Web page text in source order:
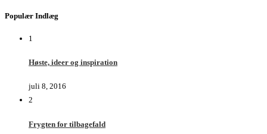
Populær Indlæg
1
Høste, ideer og inspiration
juli 8, 2016
2
Frygten for tilbagefald